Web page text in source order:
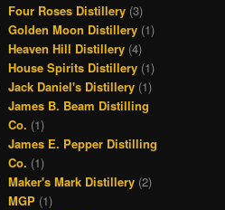
Four Roses Distillery(3)
Golden Moon Distillery(1)
Heaven Hill Distillery(4)
House Spirits Distillery(1)
Jack Daniel's Distillery(1)
James B. Beam Distilling
Co. (1)
James E. Pepper Distilling
Co. (1)
Maker's Mark Distillery(2)
MGP(1)